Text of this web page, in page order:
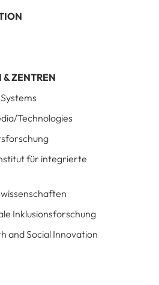
& ZENTREN
Technologies
für integrierte
Inklusionsforschung
and Social Innovation